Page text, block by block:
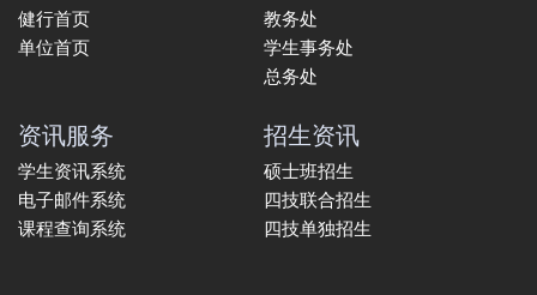
健行首页
单位首页
教务处
学生事务处
总务处
资讯服务
学生资讯系统
电子邮件系统
课程查询系统
招生资讯
硕士班招生
四技联合招生
四技单独招生